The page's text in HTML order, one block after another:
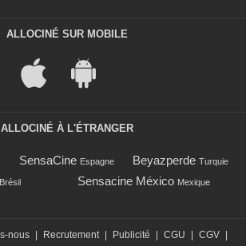
ALLOCINÉ SUR MOBILE
ALLOCINÉ À L'ÉTRANGER
SensaCine Espagne Beyazperde Turquie
Brésil Sensacine México Mexique
nous | Recrutement | Publicité | CGU | CGV |